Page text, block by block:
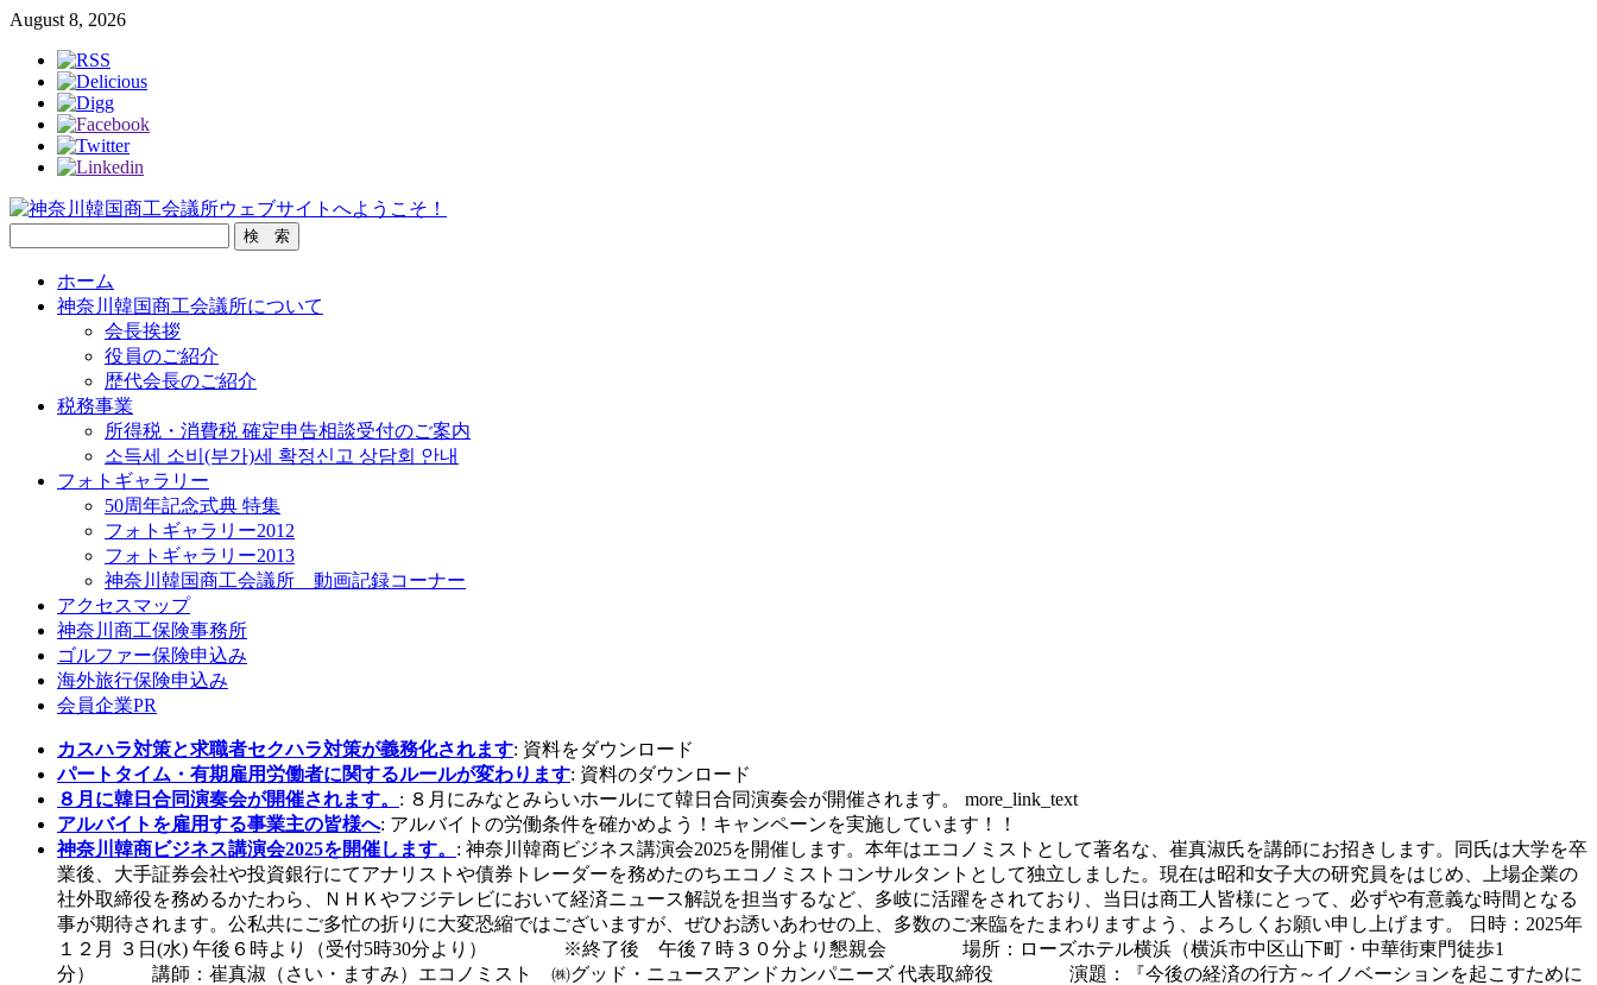
August 8, 2026
ホーム
神奈川韓国商工会議所について
会長挨拶
役員のご紹介
歴代会長のご紹介
税務事業
所得税・消費税 確定申告相談受付のご案内
소득세 소비(부가)세 확정신고 상담회 안내
フォトギャラリー
50周年記念式典 特集
フォトギャラリー2012
フォトギャラリー2013
神奈川韓国商工会議所 動画記録コーナー
アクセスマップ
神奈川商工保険事務所
ゴルファー保険申込み
海外旅行保険申込み
会員企業PR
カスハラ対策と求職者セクハラ対策が義務化されます: 資料をダウンロード
パートタイム・有期雇用労働者に関するルールが変わります: 資料のダウンロード
８月に韓日合同演奏会が開催されます。 : ８月にみなとみらいホールにて韓日合同演奏会が開催されます。 more_link_text
アルバイトを雇用する事業主の皆様へ: アルバイトの労働条件を確かめよう！キャンペーンを実施しています！！
神奈川韓商ビジネス講演会2025を開催します。 : 神奈川韓商ビジネス講演会2025を開催します。本年はエコノミストとして著名な、崔真淑氏を講師にお招きします。同氏は大学を卒
業後、大手証券会社や投資銀行にてアナリストや債券トレーダーを務めたのちエコノミストコンサルタントとして独立しました。現在は昭和女子大の研究員をはじめ、上場企業の
社外取締役を務めるかたわら、ＮＨＫやフジテレビにおいて経済ニュース解説を担当するなど、多岐に活躍をされており、当日は商工人皆様にとって、必ずや有意義な時間となる
事が期待されます。公私共にご多忙の折りに大変恐縮ではございますが、ぜひお誘いあわせの上、多数のご来臨をたまわりますよう、よろしくお願い申し上げます。 日時：2025年
１２月 ３日(水) 午後６時より（受付5時30分より） ※終了後 午後７時３０分より懇親会 場所：ローズホテル横浜（横浜市中区山下町・中華街東門徒歩1
分） 講師：崔真淑（さい・ますみ）エコノミスト ㈱グッド・ニュースアンドカンパニーズ 代表取締役 演題：『今後の経済の行方～イノベーションを起こすために